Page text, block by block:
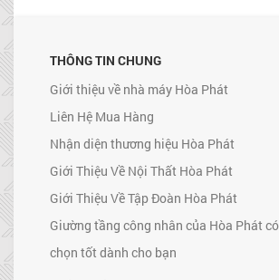
THÔNG TIN CHUNG
Giới thiệu về nhà máy Hòa Phát
Liên Hệ Mua Hàng
Nhận diện thương hiệu Hòa Phát
Giới Thiệu Về Nội Thất Hòa Phát
Giới Thiệu Về Tập Đoàn Hòa Phát
Giường tầng công nhân của Hòa Phát
chọn tốt dành cho bạn